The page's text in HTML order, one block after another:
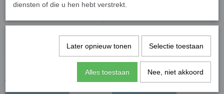
€ 1,70
€ 1,70
diensten of die u hen hebt verstrekt.
Later opnieuw tonen Selectie toestaan
Alles toestaan Nee, niet akkoord